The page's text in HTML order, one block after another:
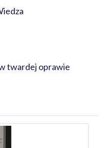
twardej oprawie